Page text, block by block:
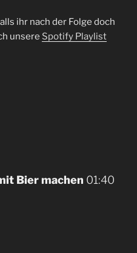
ihr nach der Folge doch
unsere ⁠Spotify Playlist⁠
Bier machen 01:40